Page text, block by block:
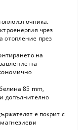
чрез
отопление през
на
на
85 mm,
допълнително
е покрит с